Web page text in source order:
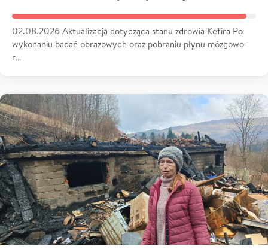
02.08.2026 Aktualizacja dotycząca stanu zdrowia Kefira Po
wykonaniu badań obrazowych oraz pobraniu płynu mózgowo-
r…